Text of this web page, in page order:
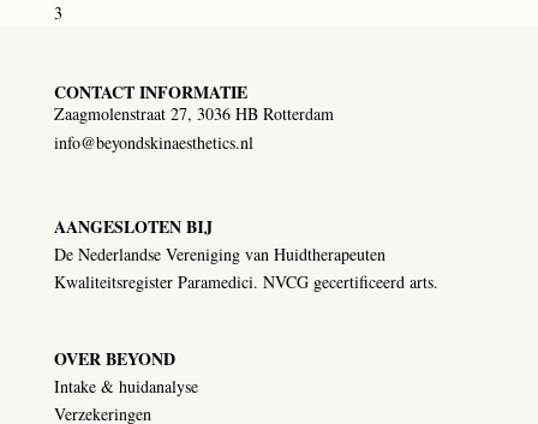
3
CONTACT INFORMATIE
Zaagmolenstraat 27, 3036 HB Rotterdam
info@beyondskinaesthetics.nl
AANGESLOTEN BIJ
De Nederlandse Vereniging van Huidtherapeuten
Kwaliteitsregister Paramedici. NVCG gecertificeerd arts.
OVER BEYOND
Intake & huidanalyse
Verzekeringen